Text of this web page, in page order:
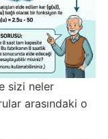
sizi neler
arasındaki o